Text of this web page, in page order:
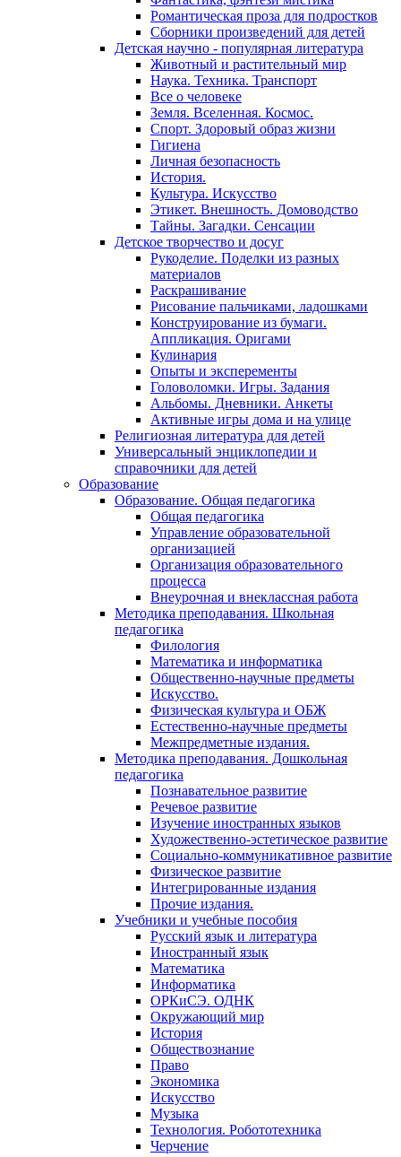
Романтическая проза для подростков
Сборники произведений для детей
Детская научно - популярная литература
Животный и растительный мир
Наука. Техника. Транспорт
Все о человеке
Земля. Вселенная. Космос.
Спорт. Здоровый образ жизни
Гигиена
Личная безопасность
История.
Культура. Искусство
Этикет. Внешность. Домоводство
Тайны. Загадки. Сенсации
Детское творчество и досуг
Рукоделие. Поделки из разных
материалов
Раскрашивание
Рисование пальчиками, ладошками
Конструирование из бумаги.
Аппликация. Оригами
Кулинария
Опыты и эксперементы
Головоломки. Игры. Задания
Альбомы. Дневники. Анкеты
Активные игры дома и на улице
Религиозная литература для детей
Универсальный энциклопедии и
справочники для детей
Образование
Образование. Общая педагогика
Общая педагогика
Управление образовательной
организацией
Организация образовательного
процесса
Внеурочная и внеклассная работа
Методика преподавания. Школьная
педагогика
Филология
Математика и информатика
Общественно-научные предметы
Искусство.
Физическая культура и ОБЖ
Естественно-научные предметы
Межпредметные издания.
Методика преподавания. Дошкольная
педагогика
Познавательное развитие
Речевое развитие
Изучение иностранных языков
Художественно-эстетическое развитие
Социально-коммуникативное развитие
Физическое развитие
Интегрированные издания
Прочие издания.
Учебники и учебные пособия
Русский язык и литература
Иностранный язык
Математика
Информатика
ОРКиСЭ. ОДНК
Окружающий мир
История
Обществознание
Право
Экономика
Искусство
Музыка
Технология. Робототехника
Черчение